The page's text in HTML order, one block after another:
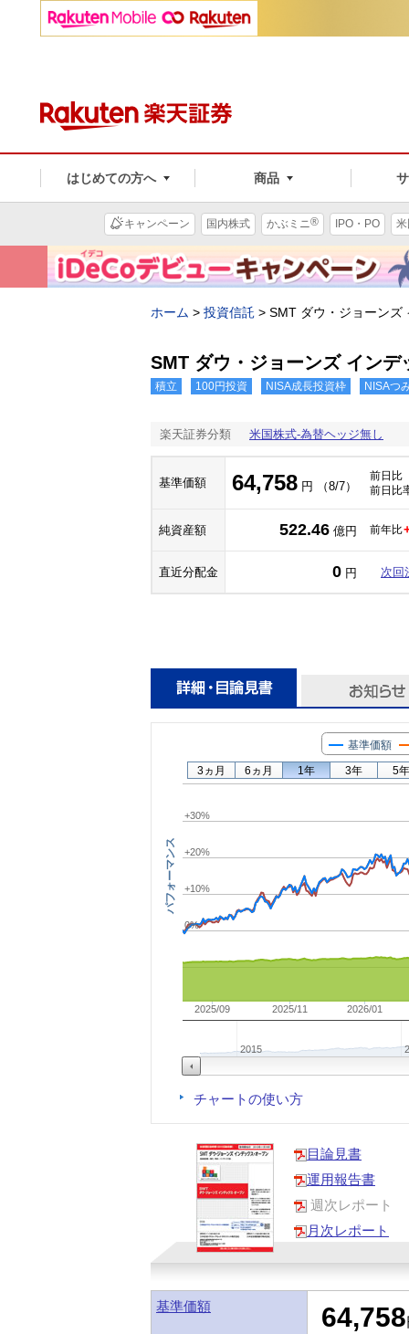
はじめての方へ 商品
キャンペーン 国内株式 かぶミニ® IPO・PO
ホーム > 投資信託 > SMT ダウ・ジョーンズ
SMT ダウ・ジョーンズ インデ
積立 100円投資 NISA成長投資枠 NISAつ
楽天証券分類 米国株式-為替ヘッジ無し
基準価額 64,758 円 （8/7）
前日比
前日比
純資産額 522.46 億円 前年比
直近分配金 0 円 次回
パフォーマンス
基準価額
2025/09 2025/11 2026/01
2015
0%
+10%
+20%
+30%
3ヵ月 6ヵ月 1年 3年 5年
チャートの使い方
目論見書
運用報告書
週次レポート
月次レポート
基準価額 64,758